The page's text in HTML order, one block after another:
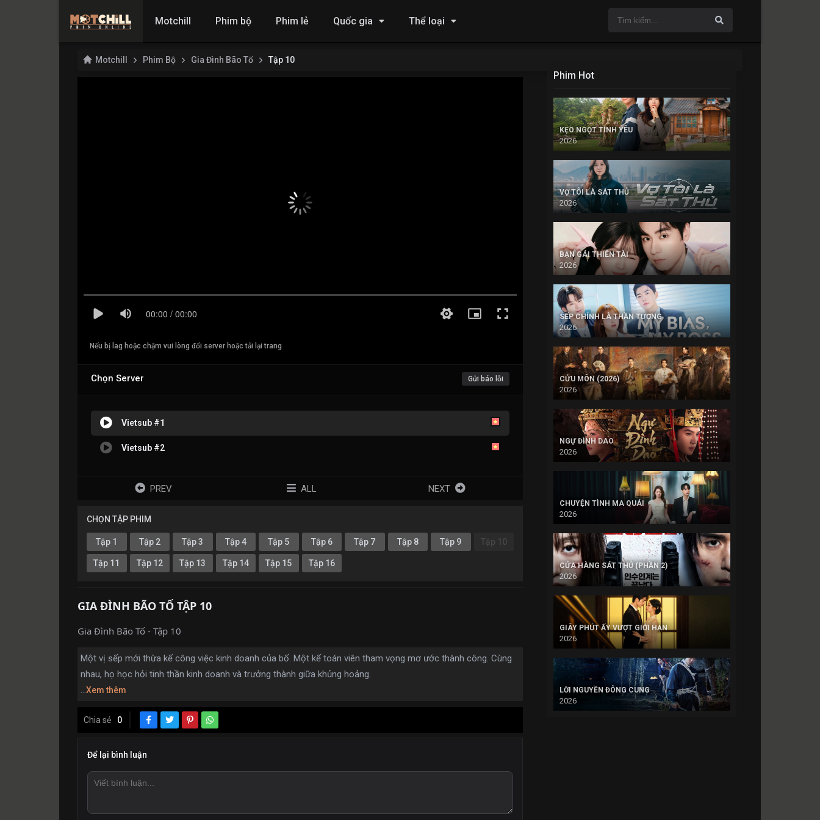
Motchill Phim bộ Phim lẻ Quốc gia Thể loại
Motchill Phim Bộ Gia Đình Bão Tố Tập 10
Nếu bị lag hoặc chậm vui lòng đổi server hoặc tải lại trang
Chọn Server Gửi báo lỗi
Vietsub #1
Vietsub #2
PREV ALL NEXT
CHỌN TẬP PHIM
Tập 1 Tập 2 Tập 3 Tập 4 Tập 5 Tập 6 Tập 7 Tập 8 Tập 9 Tập 10
Tập 11 Tập 12 Tập 13 Tập 14 Tập 15 Tập 16
GIA ĐÌNH BÃO TỐ TẬP 10
Gia Đình Bão Tố - Tập 10
Một vị sếp mới thừa kế công việc kinh doanh của bố. Một kế toán viên tham vọng mơ ước thành công. Cùng
nhau, họ học hỏi tinh thần kinh doanh và trưởng thành giữa khủng hoảng.
...Xem thêm
Chia sẻ 0
Để lại bình luận
Phim Hot
KẸO NGỌT TÌNH YÊU
2026
VỢ TÔI LÀ SÁT THỦ
2026
BẠN GÁI THIÊN TÀI
2026
SẾP CHÍNH LÀ THẦN TƯỢNG
2026
CỬU MÔN (2026)
2026
NGỰ ĐÌNH DAO
2026
CHUYỆN TÌNH MA QUÁI
2026
CỬA HÀNG SÁT THỦ (PHẦN 2)
2026
GIÂY PHÚT ẤY VƯỢT GIỚI HẠN
2026
LỜI NGUYỀN ĐÔNG CUNG
2026